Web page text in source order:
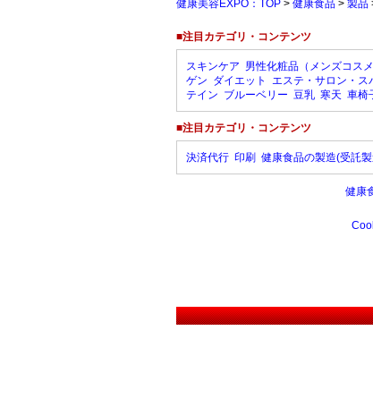
健康美容EXPO：TOP > 健康食品 > 製品
■注目カテゴリ・コンテンツ
スキンケア 男性化粧品（メンズコスメ
ゲン ダイエット エステ・サロン・ス
テイン ブルーベリー 豆乳 寒天 車椅
■注目カテゴリ・コンテンツ
決済代行 印刷 健康食品の製造(受託
健康